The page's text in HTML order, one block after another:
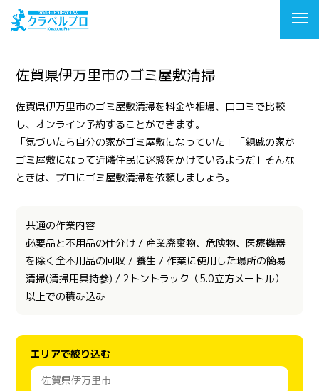
佐賀県伊万里市のゴミ屋敷清掃
佐賀県伊万里市のゴミ屋敷清掃を料金や相場、口コミで比較
し、オンライン予約することができます。
「気づいたら自分の家がゴミ屋敷になっていた」「親戚の家が
ゴミ屋敷になって近隣住民に迷惑をかけているようだ」そんな
ときは、プロにゴミ屋敷清掃を依頼しましょう。
共通の作業内容
必要品と不用品の仕分け / 産業廃棄物、危険物、医療機器
を除く全不用品の回収 / 養生 / 作業に使用した場所の簡易
清掃(清掃用具持参) / 2トントラック（5.0立方メートル）
以上での積み込み
エリアで絞り込む